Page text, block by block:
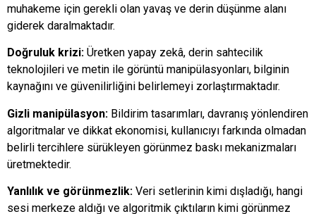
muhakeme için gerekli olan yavaş ve derin düşünme alanı
giderek daralmaktadır.
Doğruluk krizi: Üretken yapay zekâ, derin sahtecilik
teknolojileri ve metin ile görüntü manipülasyonları, bilginin
kaynağını ve güvenilirliğini belirlemeyi zorlaştırmaktadır.
Gizli manipülasyon: Bildirim tasarımları, davranış yönlendiren
algoritmalar ve dikkat ekonomisi, kullanıcıyı farkında olmadan
belirli tercihlere sürükleyen görünmez baskı mekanizmaları
üretmektedir.
Yanlılık ve görünmezlik: Veri setlerinin kimi dışladığı, hangi
sesi merkeze aldığı ve algoritmik çıktıların kimi görünmez